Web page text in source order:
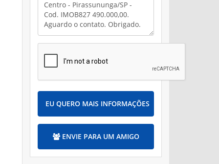
EU QUERO MAIS INFORMAÇÕES
ENVIE PARA UM AMIGO